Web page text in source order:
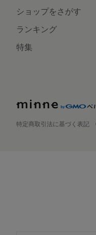
ショップをさがす
ランキング
特集
特定商取引法に基づく表記